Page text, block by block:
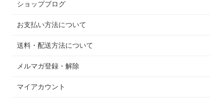
ショップブログ
お支払い方法について
送料・配送方法について
メルマガ登録・解除
マイアカウント